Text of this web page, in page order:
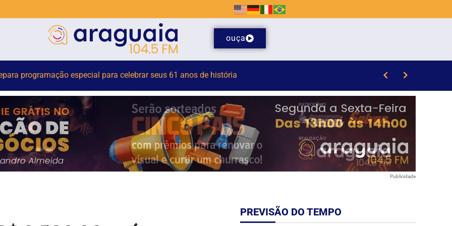
ouça
terceirizado sofre queda em obra no Centro Administrativo da Havan em Brusque
Publicidade
PREVISÃO DO TEMPO